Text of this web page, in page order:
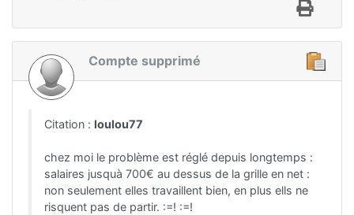
Compte supprimé
Citation : loulou77
chez moi le problème est réglé depuis longtemps :
salaires jusquà 700€ au dessus de la grille en net :
non seulement elles travaillent bien, en plus ells ne
risquent pas de partir. :=! :=!